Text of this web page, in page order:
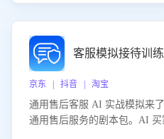
客服模拟接待训
京东 | 抖音 | 淘宝
通用售后客服 AI 实战模拟来
通用售后服务的剧本包。AI